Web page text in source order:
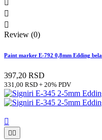



Review (0)
Paint marker E-792 0,8mm Edding bela
397,20 RSD
331,00 RSD + 20% PDV

 